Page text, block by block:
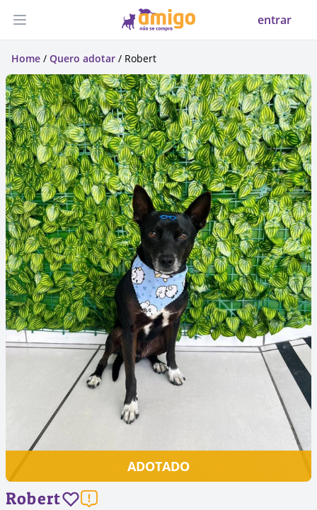
Abrir menu entrar
Home / Quero adotar / Robert
ADOTADO
Robert